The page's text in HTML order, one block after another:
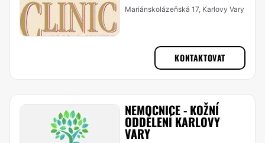
Mariánskolázeňská 17, Karlovy Vary
KONTAKTOVAT
NEMOCNICE - KOŽNÍ
ODDĚLENÍ KARLOVY
VARY